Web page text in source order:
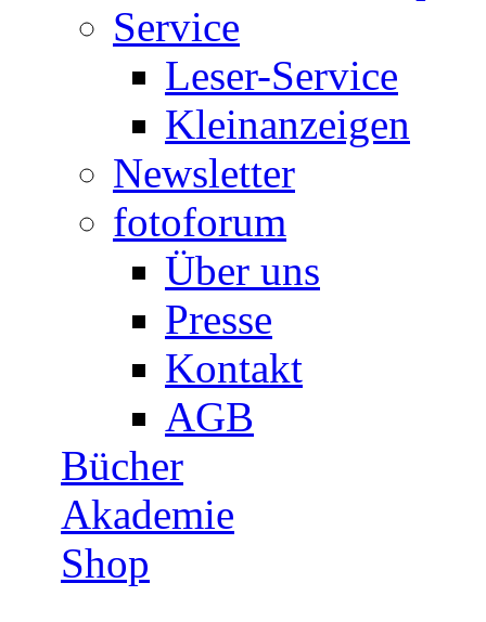
Service
Leser-Service
Kleinanzeigen
Newsletter
fotoforum
Über uns
Presse
Kontakt
AGB
Bücher
Akademie
Shop